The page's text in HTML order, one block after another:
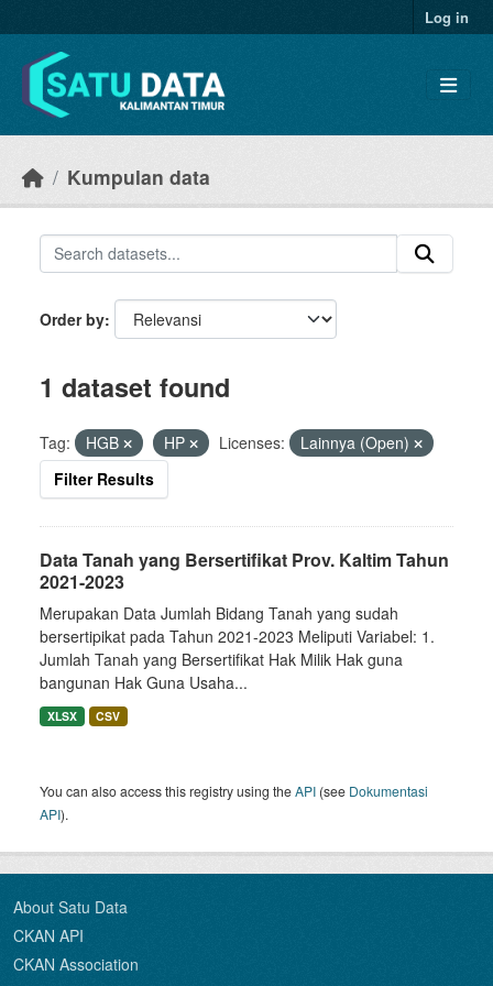
Log in
Kumpulan data
Order by
1 dataset found
Tag: HGB HP Licenses:
Lainnya (Open)
Filter Results
Data Tanah yang Bersertifikat Prov. Kaltim Tahun
2021-2023
Merupakan Data Jumlah Bidang Tanah yang sudah
bersertipikat pada Tahun 2021-2023 Meliputi Variabel: 1.
Jumlah Tanah yang Bersertifikat Hak Milik Hak guna
bangunan Hak Guna Usaha...
XLSX CSV
You can also access this registry using theAPI (see Dokumentasi
API).
About Satu Data
CKAN API
CKAN Association